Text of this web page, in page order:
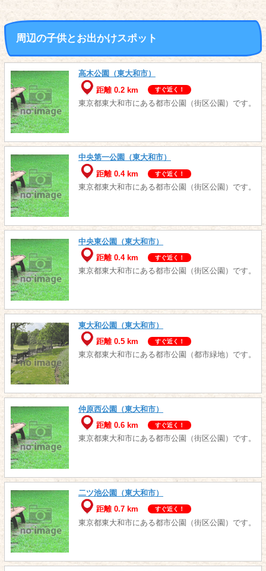
周辺の子供とお出かけスポット
高木公園（東大和市）
距離 0.2 km
すぐ近く！
東京都東大和市にある都市公園（街区公園）です。
中央第一公園（東大和市）
距離 0.4 km
すぐ近く！
東京都東大和市にある都市公園（街区公園）です。
中央東公園（東大和市）
距離 0.4 km
すぐ近く！
東京都東大和市にある都市公園（街区公園）です。
東大和公園（東大和市）
距離 0.5 km
すぐ近く！
東京都東大和市にある都市公園（都市緑地）です。
仲原西公園（東大和市）
距離 0.6 km
すぐ近く！
東京都東大和市にある都市公園（街区公園）です。
二ツ池公園（東大和市）
距離 0.7 km
すぐ近く！
東京都東大和市にある都市公園（街区公園）です。